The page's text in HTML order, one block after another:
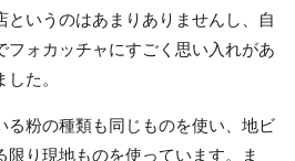
というのはあまりありませんし、自
フォカッチャにすごく思い入れがあ
た。
る粉の種類も同じものを使い、地ビ
限り現地ものを使っています。ま